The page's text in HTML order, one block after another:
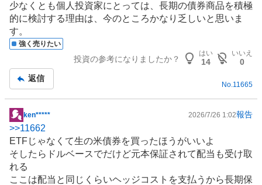
少なくとも個人投資家にとっては、長期の債券商品を積極
的に検討する理由は、今のところかなり乏しいと思いま
す。
強く売りたい
投資の参考になりましたか？
はい
14
いいえ
0
返信
No. 11665
掲
示
板
記
事
ken***** 2026/7/26 1:02報告
>>11662
ETFじゃなくて生の米債券を買ったほうがいいよ
そしたらドルベースでだけど元本保証されて配当も受け取
れる
ここは配当と同じくらいヘッジコストを支払うから長期保